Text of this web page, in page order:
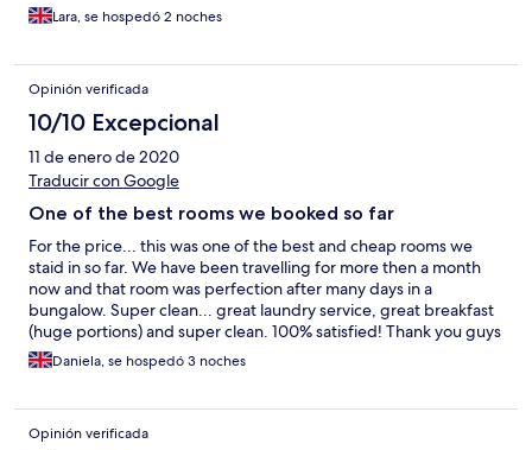
Lara, se hospedó 2 noches
Opinión verificada
10/10 Excepcional
11 de enero de 2020
Traducir con Google
One of the best rooms we booked so far
For the price... this was one of the best and cheap rooms we
staid in so far. We have been travelling for more then a month
now and that room was perfection after many days in a
bungalow. Super clean... great laundry service, great breakfast
(huge portions) and super clean. 100% satisfied! Thank you guys
Daniela, se hospedó 3 noches
Opinión verificada